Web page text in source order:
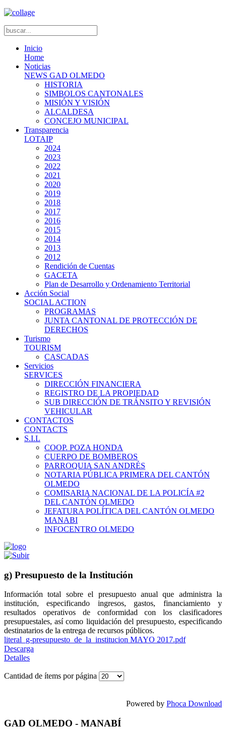
Inicio
Home
Noticias
NEWS GAD OLMEDO
HISTORIA
SIMBOLOS CANTONALES
MISIÓN Y VISIÓN
ALCALDESA
CONCEJO MUNICIPAL
Transparencia
LOTAIP
2024
2023
2022
2021
2020
2019
2018
2017
2016
2015
2014
2013
2012
Rendición de Cuentas
GACETA
Plan de Desarrollo y Ordenamiento Territorial
Acción Social
SOCIAL ACTION
PROGRAMAS
JUNTA CANTONAL DE PROTECCIÓN DE
DERECHOS
Turismo
TOURISM
CASCADAS
Servicios
SERVICES
DIRECCIÓN FINANCIERA
REGISTRO DE LA PROPIEDAD
SUB DIRECCIÓN DE TRÁNSITO Y REVISIÓN
VEHICULAR
CONTACTOS
CONTACTS
S.I.L
COOP. POZA HONDA
CUERPO DE BOMBEROS
PARROQUIA SAN ANDRÉS
NOTARIA PÚBLICA PRIMERA DEL CANTÓN
OLMEDO
COMISARIA NACIONAL DE LA POLICÍA #2
DEL CANTÓN OLMEDO
JEFATURA POLÍTICA DEL CANTÓN OLMEDO
MANABI
INFOCENTRO OLMEDO
g) Presupuesto de la Institución
Información total sobre el presupuesto anual que administra la
institución, especificando ingresos, gastos, financiamiento y
resultados operativos de conformidad con los clasificadores
presupuestales, así como liquidación del presupuesto, especificando
destinatarios de la entrega de recursos públicos.
literal_g-presupuesto_de_la_institucion MAYO 2017.pdf
Descarga
Detalles
Cantidad de ítems por página
Powered by Phoca Download
GAD OLMEDO - MANABÍ